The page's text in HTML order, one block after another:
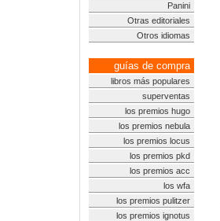
Panini
Otras editoriales
Otros idiomas
guías de compra
libros más populares
superventas
los premios hugo
los premios nebula
los premios locus
los premios pkd
los premios acc
los wfa
los premios pulitzer
los premios ignotus